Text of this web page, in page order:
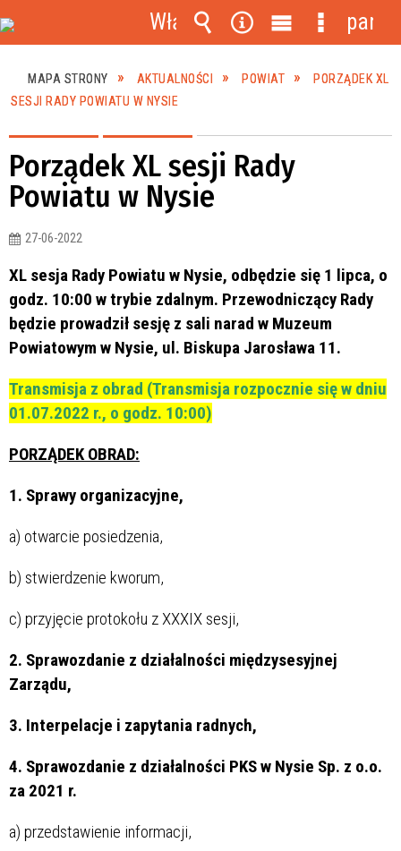
MAPA STRONY AKTUALNOŚCI POWIAT
PORZĄDEK XL
SESJI RADY POWIATU W NYSIE
Porządek XL sesji Rady
Powiatu w Nysie
27-06-2022
XL sesja Rady Powiatu w Nysie, odbędzie się 1 lipca, o
godz. 10:00 w trybie zdalnym. Przewodniczący Rady
będzie prowadził sesję z sali narad w Muzeum
Powiatowym w Nysie, ul. Biskupa Jarosława 11.
Transmisja z obrad (Transmisja rozpocznie się w dniu
01.07.2022 r., o godz. 10:00)
PORZĄDEK OBRAD:
1. Sprawy organizacyjne,
a) otwarcie posiedzenia,
b) stwierdzenie kworum,
c) przyjęcie protokołu z XXXIX sesji,
2. Sprawozdanie z działalności międzysesyjnej
Zarządu,
3. Interpelacje i zapytania radnych,
4. Sprawozdanie z działalności PKS w Nysie Sp. z o.o.
za 2021 r.
a) przedstawienie informacji,
Włącz
powiadomienia
Wyszukiwarka
Narzędzia
Menu
główne
Menu
panel